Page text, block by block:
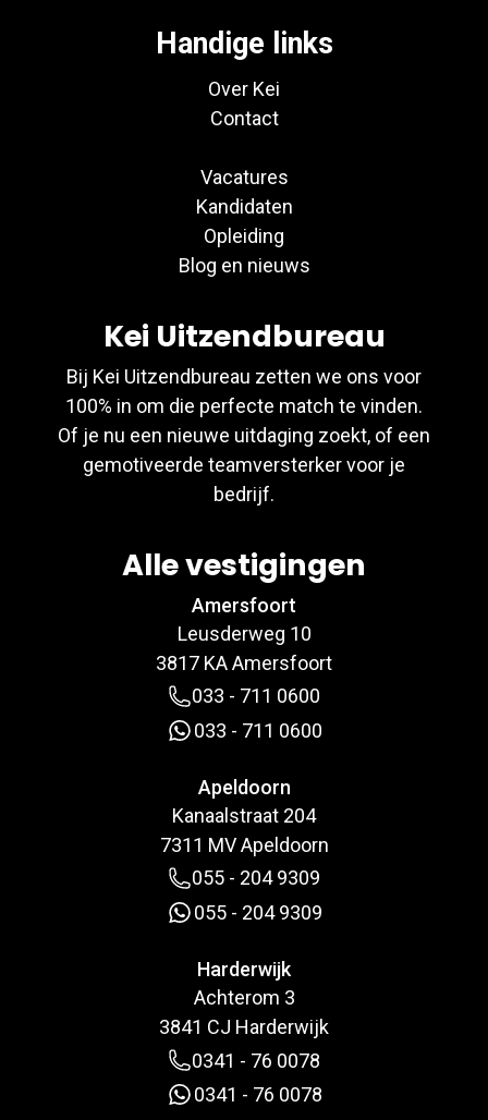
Kei Uitzendbureau
Bij Kei Uitzendbureau zetten we ons voor
100% in om die perfecte match te vinden.
Of je nu een nieuwe uitdaging zoekt, of een
gemotiveerde teamversterker voor je
bedrijf.
Alle vestigingen
Amersfoort
Leusderweg 10
3817 KA Amersfoort
033 - 711 0600
033 - 711 0600
Apeldoorn
Kanaalstraat 204
7311 MV Apeldoorn
055 - 204 9309
055 - 204 9309
Harderwijk
Achterom 3
3841 CJ Harderwijk
0341 - 76 0078
0341 - 76 0078
Handige links
Over Kei
Contact
Vacatures
Kandidaten
Opleiding
Blog en nieuws